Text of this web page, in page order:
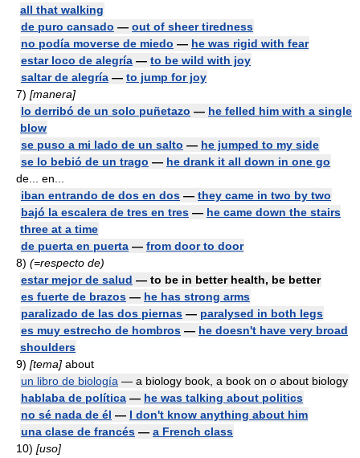
all that walking
de puro cansado — out of sheer tiredness
no podía moverse de miedo — he was rigid with fear
estar loco de alegría — to be wild with joy
saltar de alegría — to jump for joy
7) [manera]
lo derribó de un solo puñetazo — he felled him with a single
blow
se puso a mi lado de un salto — he jumped to my side
se lo bebió de un trago — he drank it all down in one go
de... en...
iban entrando de dos en dos — they came in two by two
bajó la escalera de tres en tres — he came down the stairs
three at a time
de puerta en puerta — from door to door
8) (=respecto de)
estar mejor de salud — to be in better health, be better
es fuerte de brazos — he has strong arms
paralizado de las dos piernas — paralysed in both legs
es muy estrecho de hombros — he doesn't have very broad
shoulders
9) [tema] about
un libro de biología — a biology book, a book on o about biology
hablaba de política — he was talking about politics
no sé nada de él — I don't know anything about him
una clase de francés — a French class
10) [uso]